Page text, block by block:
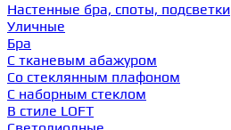
Настенные бра, споты, подсветки
Уличные
Бра
С тканевым абажуром
Со стеклянным плафоном
С наборным стеклом
В стиле LOFT